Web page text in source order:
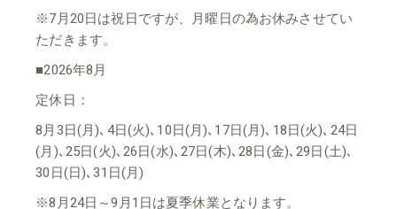
※7月20日は祝日ですが、月曜日の為お休みさせてい
ただきます。
■2026年8月
定休日：
8月3日(月)､4日(火)､10日(月)､17日(月)､18日(火)､24日
(月)､25日(火)､26日(水)､27日(木)､28日(金)､29日(土)､
30日(日)､31日(月)
※8月24日～9月1日は夏季休業となります。